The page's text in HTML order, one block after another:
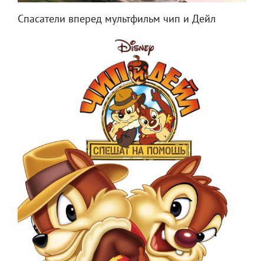
Спасатели вперед мультфильм чип и Дейл